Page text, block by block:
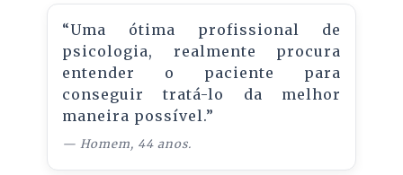
“Uma ótima profissional de
psicologia, realmente procura
entender o paciente para
conseguir tratá-lo da melhor
maneira possível.”
— Homem, 44 anos.